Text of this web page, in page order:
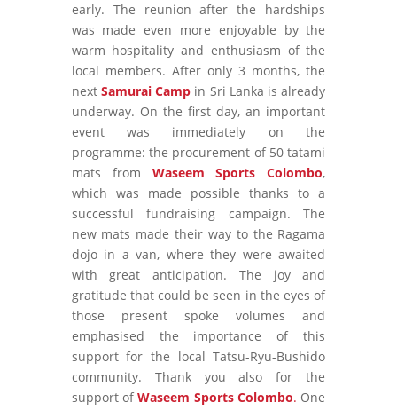
early. The reunion after the hardships
was made even more enjoyable by the
warm hospitality and enthusiasm of the
local members. After only 3 months, the
next Samurai Camp in Sri Lanka is already
underway. On the first day, an important
event was immediately on the
programme: the procurement of 50 tatami
mats from Waseem Sports Colombo,
which was made possible thanks to a
successful fundraising campaign. The
new mats made their way to the Ragama
dojo in a van, where they were awaited
with great anticipation. The joy and
gratitude that could be seen in the eyes of
those present spoke volumes and
emphasised the importance of this
support for the local Tatsu-Ryu-Bushido
community. Thank you also for the
support ofWaseem Sports Colombo. One